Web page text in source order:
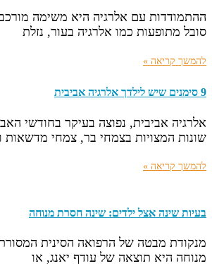
ההתמודדות עם אלרגיה היא משימה
סובל מתופעות כמו אלרגיה בעור, נזלת
להמשך קריאה »
9 סימנים שיש לילדך אלרגיה אביבית
אלרגיה אביבית, נפוצה בעיקר בחודשי
שונות המצויות בצמחי בר, צמחי מדשאות
להמשך קריאה »
בעיות שינה אצל ילדים: שינה חסרת מנוחה
מנקודת מבטה של הרפואה הסינית
מנוחה היא תוצאה של עודף יאנג, או